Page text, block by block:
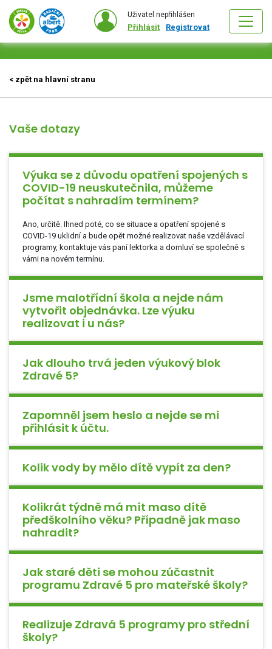
Uživatel nepřihlášen
Přihlásit Registrovat
< zpět na hlavní stranu
Vaše dotazy
Výuka se z důvodu opatření spojených s
COVID-19 neuskutečnila, můžeme
počítat s nahradím termínem?
Ano, určitě. Ihned poté, co se situace a opatření spojené s
COVID-19 uklidní a bude opět možné realizovat naše vzdělávací
programy, kontaktuje vás paní lektorka a domluví se společně s
vámi na novém termínu.
Jsme malotřídní škola a nejde nám
vytvořit objednávka. Lze výuku
realizovat i u nás?
Jak dlouho trvá jeden výukový blok
Zdravé 5?
Zapomněl jsem heslo a nejde se mi
přihlásit k účtu.
Kolik vody by mělo dítě vypít za den?
Kolikrát týdně má mít maso dítě
předškolního věku? Případně jak maso
nahradit?
Jak staré děti se mohou zúčastnit
programu Zdravé 5 pro mateřské školy?
Realizuje Zdravá 5 programy pro střední
školy?